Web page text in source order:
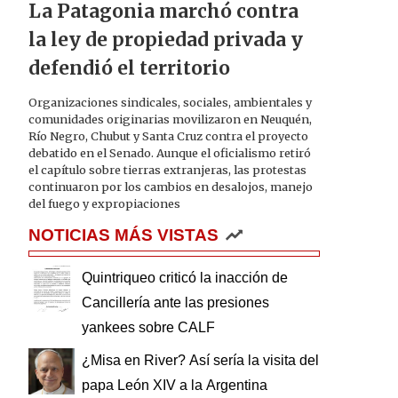
La Patagonia marchó contra
la ley de propiedad privada y
defendió el territorio
Organizaciones sindicales, sociales, ambientales y
comunidades originarias movilizaron en Neuquén,
Río Negro, Chubut y Santa Cruz contra el proyecto
debatido en el Senado. Aunque el oficialismo retiró
el capítulo sobre tierras extranjeras, las protestas
continuaron por los cambios en desalojos, manejo
del fuego y expropiaciones
NOTICIAS MÁS VISTAS
Quintriqueo criticó la inacción de
Cancillería ante las presiones
yankees sobre CALF
¿Misa en River? Así sería la visita del
papa León XIV a la Argentina